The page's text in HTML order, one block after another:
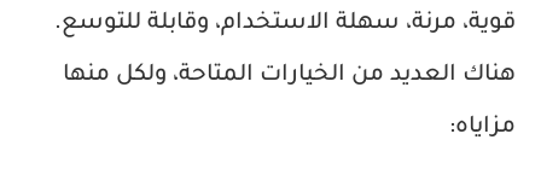
قوية، مرنة، سهلة الاستخدام، وقابلة للتوسع.
هناك العديد من الخيارات المتاحة، ولكل منها
مزاياه: